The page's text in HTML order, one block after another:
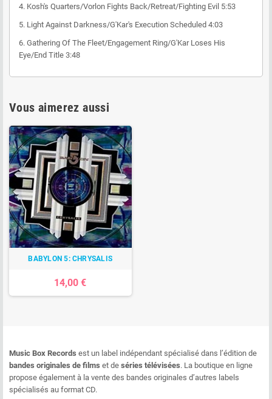
4. Kosh's Quarters/Vorlon Fights Back/Retreat/Fighting Evil 5:53
5. Light Against Darkness/G'Kar's Execution Scheduled 4:03
6. Gathering Of The Fleet/Engagement Ring/G'Kar Loses His
Eye/End Title 3:48
Vous aimerez aussi
BABYLON 5: CHRYSALIS
14,00 €
Music Box Records est un label indépendant spécialisé dans l’édition de
bandes originales de films et de séries télévisées. La boutique en ligne
propose également à la vente des bandes originales d’autres labels
spécialisés au format CD.